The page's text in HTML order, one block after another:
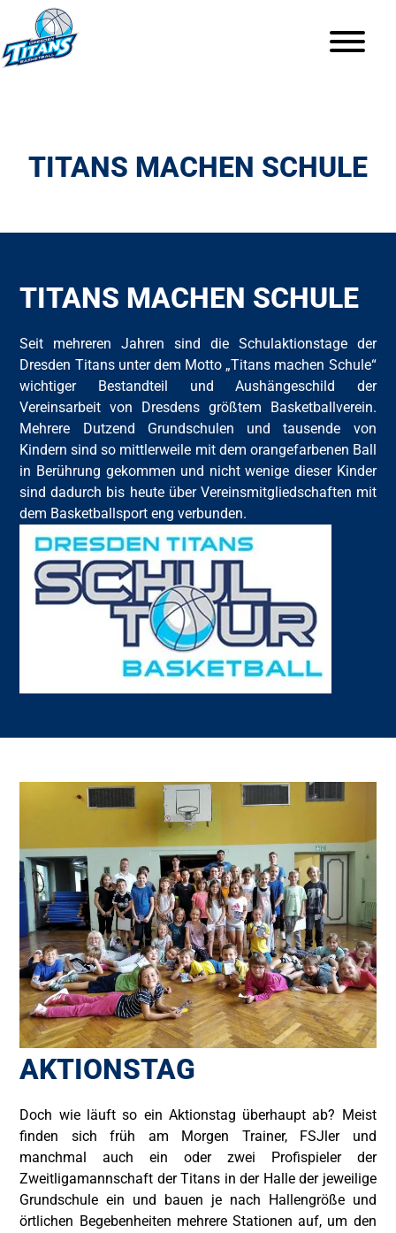
TITANS MACHEN SCHULE
TITANS MACHEN SCHULE
Seit mehreren Jahren sind die Schulaktionstage der
Dresden Titans unter dem Motto „Titans machen Schule“
wichtiger Bestandteil und Aushängeschild der
Vereinsarbeit von Dresdens größtem Basketballverein.
Mehrere Dutzend Grundschulen und tausende von
Kindern sind so mittlerweile mit dem orangefarbenen Ball
in Berührung gekommen und nicht wenige dieser Kinder
sind dadurch bis heute über Vereinsmitgliedschaften mit
dem Basketballsport eng verbunden.
AKTIONSTAG
Doch wie läuft so ein Aktionstag überhaupt ab? Meist
finden sich früh am Morgen Trainer, FSJler und
manchmal auch ein oder zwei Profispieler der
Zweitligamannschaft der Titans in der Halle der jeweilige
Grundschule ein und bauen je nach Hallengröße und
örtlichen Begebenheiten mehrere Stationen auf, um den